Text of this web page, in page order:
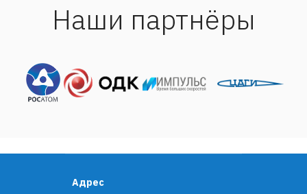
Наши партнёры
Адрес